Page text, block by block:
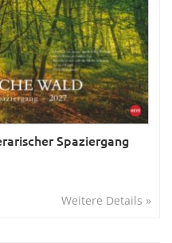
Spaziergang
Weitere Details »